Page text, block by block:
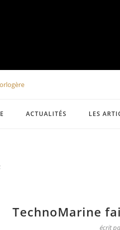
ACTUALITÉS LES
TechnoMarine
écrit